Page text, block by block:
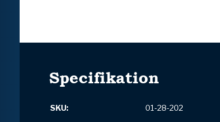
Specifikation
SKU: 01-28-202